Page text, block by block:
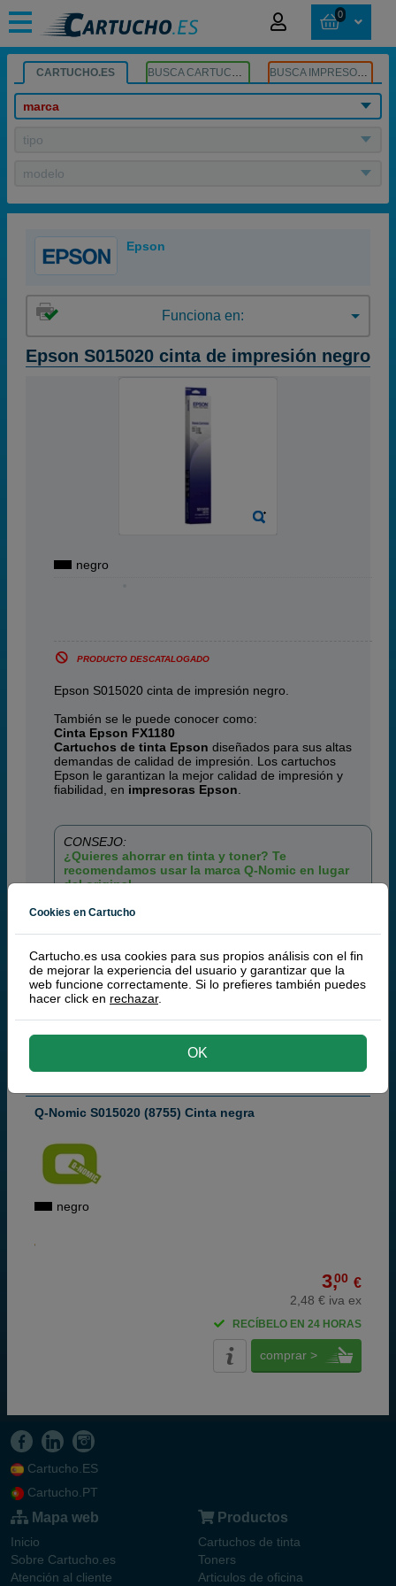
0
CARTUCHO.ES BUSCA CARTUCHOS BUSCA IMPRESORA
marca
tipo
modelo
Epson
Funciona en:
Epson S015020 cinta de impresión negro
negro
PRODUCTO DESCATALOGADO
Epson S015020 cinta de impresión negro.
También se le puede conocer como:
Cinta Epson FX1180
Cartuchos de tinta Epson diseñados para sus altas
demandas de calidad de impresión. Los cartuchos
Epson le garantizan la mejor calidad de impresión y
fiabilidad, en impresoras Epson
CONSEJO:
¿Quieres ahorrar en tinta y toner? Te
recomendamos usar la marca Q-Nomic en lugar
del original.
CARTUCHOS DE TINTAEPSON S015020 CINTA DE
IMPRESIÓN NEGRO
¡Producto recomendado!
funcionamiento | Garantía 100%
Q-Nomic S015020 (8755) Cinta negra
negro
3,00 €
2,48 € iva ex
RECÍBELO EN 24 HORAS
comprar >
Cartucho.ES
Cartucho.PT
Mapa web
Inicio
Sobre Cartucho.es
Atención al cliente
Productos
Cartuchos de tinta
Toners
Articulos de oficina
Cookies en Cartucho
Cartucho.es usa cookies para sus propios análisis con el fin
de mejorar la experiencia del usuario y garantizar que la
web funcione correctamente. Si lo prefieres también puedes
hacer click en rechazar.
OK